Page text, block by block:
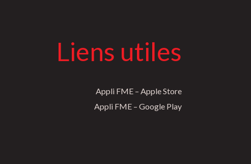
Liens utiles
Appli FME – Apple Store
Appli FME – Google Play